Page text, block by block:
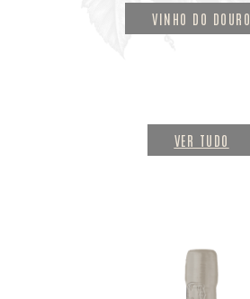
VINHO DO DOURO
VER TUDO